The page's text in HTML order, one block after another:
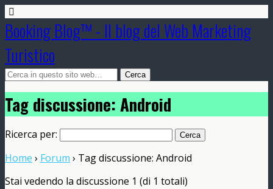
Booking Blog™ - Il blog del Web Marketing
Turistico
Tag discussione: Android
Ricerca per:
Home › Forum › Tag discussione: Android
Stai vedendo la discussione 1 (di 1 totali)